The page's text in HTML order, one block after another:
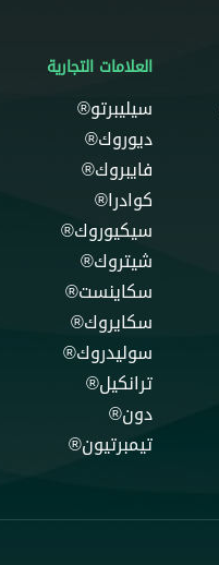
العلامات التجارية
سيليبرتو®
ديوروك®
فايبروك®
كوادرا®
سيكيوروك®
شيتروك®
سكاينست®
سكايروك®
سوليدروك®
ترانكيل®
دون®
تيمبرتيون®